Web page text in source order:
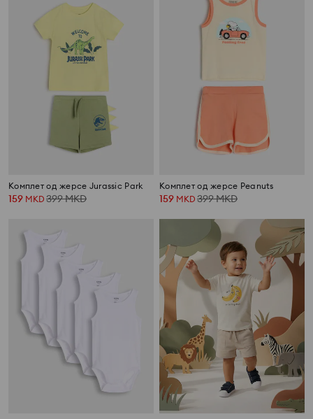
Комплет од жерсе Jurassic Park
159 MKD 399MKD
Комплет од жерсе Peanuts
159 MKD 399MKD